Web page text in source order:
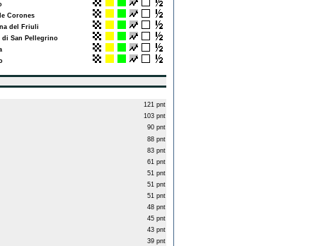
Corones
del Friuli
di San Pellegrino
121 pnt
103 pnt
90 pnt
88 pnt
83 pnt
61 pnt
51 pnt
51 pnt
51 pnt
48 pnt
45 pnt
43 pnt
39 pnt